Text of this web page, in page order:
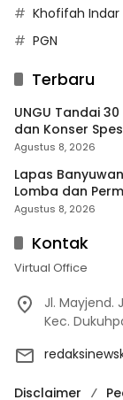
Khofifah Indar
PGN
Terbaru
UNGU Tandai
dan Konser
Agustus 8, 2026
Lapas
Lomba dan
Agustus 8, 2026
Kontak
Virtual Office
Jl. Mayjend.
Kec.
Disclaimer